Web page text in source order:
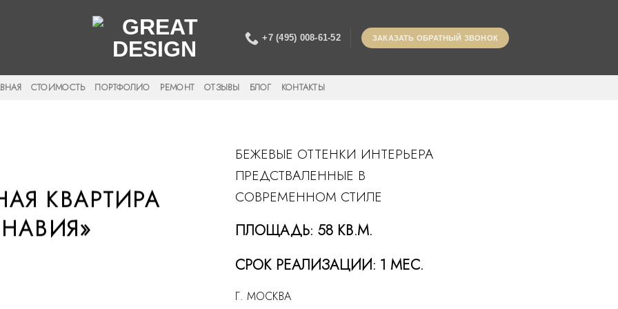
+7 (495) 008-61-52 ЗАКАЗАТЬ ОБРАТНЫЙ ЗВОНОК
СТОИМОСТЬ ПОРТФОЛИО РЕМОНТ ОТЗЫВЫ БЛОГ КОНТАКТЫ
КВАРТИРА
БЕЖЕВЫЕ ОТТЕНКИ ИНТЕРЬЕРА
ПРЕДСТВАЛЕННЫЕ В
СОВРЕМЕННОМ СТИЛЕ
ПЛОЩАДЬ: 58 КВ.М.
СРОК РЕАЛИЗАЦИИ: 1 МЕС.
Г. МОСКВА